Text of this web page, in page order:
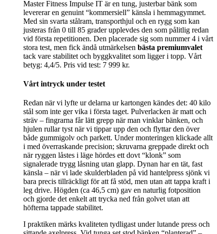
Master Fitness Impulse IT är en tung, justerbar bänk som
levererar en genuint “kommersiell” känsla i hemmagymmet.
Med sin svarta stålram, transporthjul och en rygg som kan
justeras från 0 till 85 grader upplevdes den som pålitlig redan
vid första repetitionen. Den placerade sig som nummer 4 i vårt
stora test, men fick ändå utmärkelsen bästa premiumvalet
tack vare stabilitet och byggkvalitet som ligger i topp. Vårt
betyg: 4,4/5. Pris vid test: 7 999 kr.
Vårt intryck under testet
Redan när vi lyfte ur delarna ur kartongen kändes det: 40 kilo
stål som inte ger vika i första taget. Pulverlacken är matt och
sträv – fingrarna får lätt grepp när man vinklar bänken, och
hjulen rullar tyst när vi tippar upp den och flyttar den över
både gummigolv och parkett. Under monteringen klickade allt
i med överraskande precision; skruvarna greppade direkt och
när ryggen låstes i läge hördes ett dovt “klonk” som
signalerade trygg låsning utan glapp. Dynan har en tät, fast
känsla – när vi lade skulderbladen på vid hantelpress sjönk vi
bara precis tillräckligt för att få stöd, men utan att tappa kraft i
leg drive. Högden (ca 46,5 cm) gav en naturlig fotposition
och gjorde det enkelt att trycka ned från golvet utan att
höfterna tappade stabilitet.
I praktiken märks kvaliteten tydligast under lutande press och